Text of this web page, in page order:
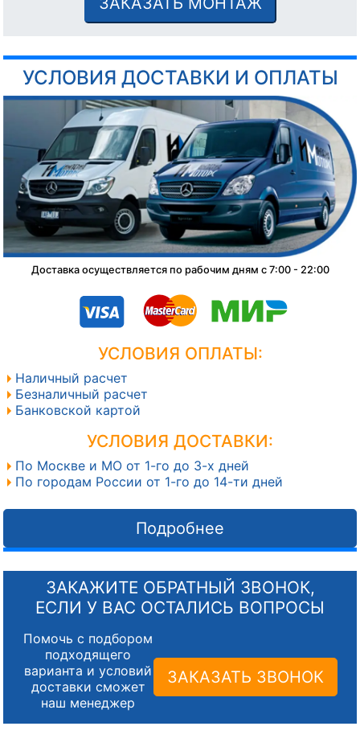
УСЛОВИЯ ДОСТАВКИ И ОПЛАТЫ
Доставка осуществляется по рабочим дням с 7:00 - 22:00
УСЛОВИЯ ОПЛАТЫ:
Наличный расчет
Безналичный расчет
Банковской картой
УСЛОВИЯ ДОСТАВКИ:
По Москве и МО от 1-го до 3-х дней
По городам России от 1-го до 14-ти дней
Подробнее
ЗАКАЖИТЕ ОБРАТНЫЙ ЗВОНОК,
ЕСЛИ У ВАС ОСТАЛИСЬ ВОПРОСЫ
Помочь с подбором
подходящего
варианта и условий
доставки сможет
наш менеджер
ЗАКАЗАТЬ ЗВОНОК